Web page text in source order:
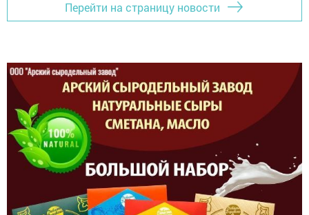
Перейти на страницу новости